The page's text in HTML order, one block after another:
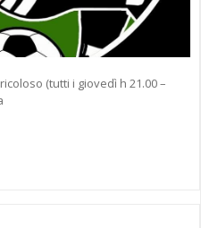
(tutti i giovedì h 21.00 –